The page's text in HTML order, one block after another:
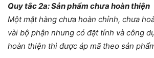
Quy tắc 2a: Sản phẩm chưa hoàn thiện
Một mặt hàng chưa hoàn chỉnh, chưa
vài bộ phận nhưng có đặt tính và công
hoàn thiện thì được áp mã theo sản